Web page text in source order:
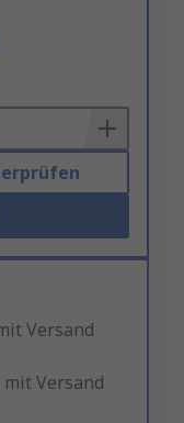
Versand
Versand